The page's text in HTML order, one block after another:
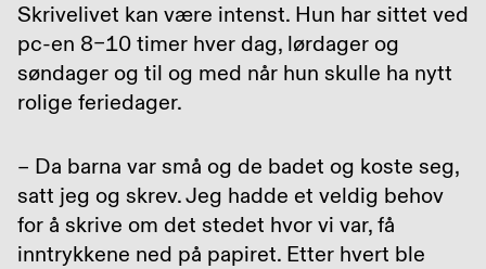
Skrivelivet kan være intenst. Hun har sittet ved
pc-en 8–10 timer hver dag, lørdager og
søndager og til og med når hun skulle ha nytt
rolige feriedager.
– Da barna var små og de badet og koste seg,
satt jeg og skrev. Jeg hadde et veldig behov
for å skrive om det stedet hvor vi var, få
inntrykkene ned på papiret. Etter hvert ble